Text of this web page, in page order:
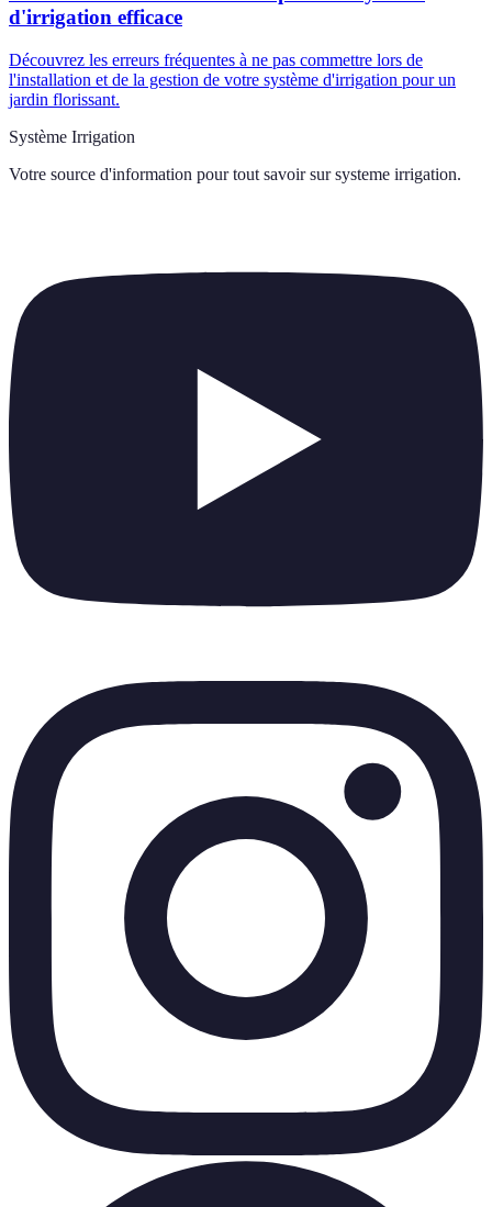
d'irrigation efficace
Découvrez les erreurs fréquentes à ne pas commettre lors de
l'installation et de la gestion de votre système d'irrigation pour un
jardin florissant.
Système Irrigation
Votre source d'information pour tout savoir sur systeme irrigation.